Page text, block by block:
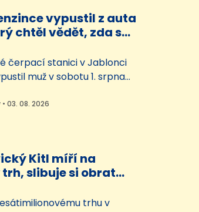
vypustil z auta
chtěl vědět, zda se
čerpací stanici v Jablonci
muž v sobotu 1. srpna
se obešla bez
03. 08. 2026
Kitl míří na
slibuje si obrat
trhu v